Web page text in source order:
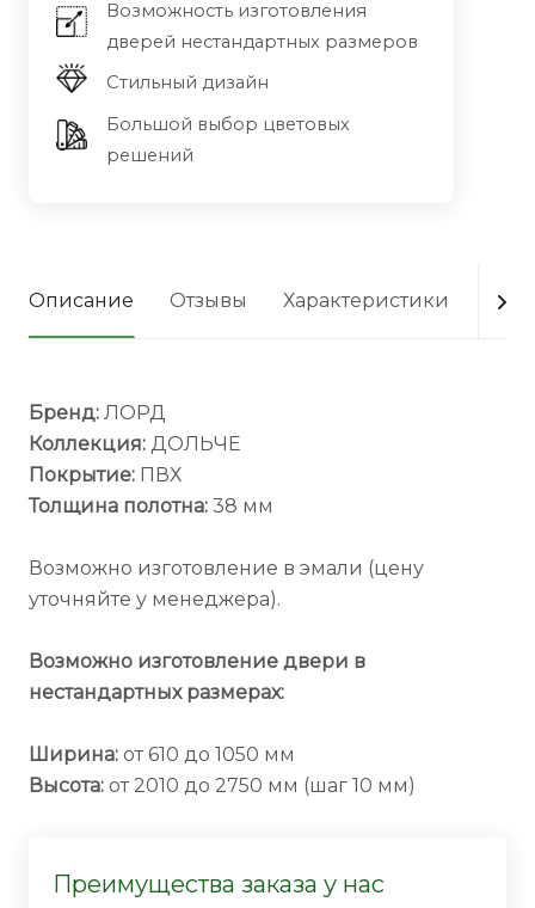
Возможность изготовления
дверей нестандартных размеров
Стильный дизайн
Большой выбор цветовых
решений
Описание Отзывы Характеристики
Бренд: ЛОРД
Коллекция: ДОЛЬЧЕ
Покрытие: ПВХ
Толщина полотна: 38 мм
Возможно изготовление в эмали (цену
уточняйте у менеджера).
Возможно изготовление двери в
нестандартных размерах:
Ширина: от 610 до 1050 мм
Высота: от 2010 до 2750 мм (шаг 10 мм)
Преимущества заказа у нас